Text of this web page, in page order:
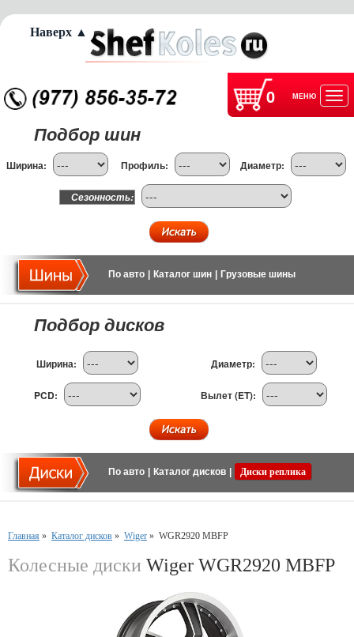
0 МЕНЮ
Подбор шин
Ширина: Профиль: Диаметр:
Сезонность:
По авто Каталог шин Грузовые шины
Подбор дисков
Ширина: Диаметр:
PCD: Вылет (ET):
По авто Каталог дисков Диски реплика
Главная » Каталог дисков » Wiger » WGR2920 MBFP
Колесные диски Wiger WGR2920 MBFP
Наверх ▲